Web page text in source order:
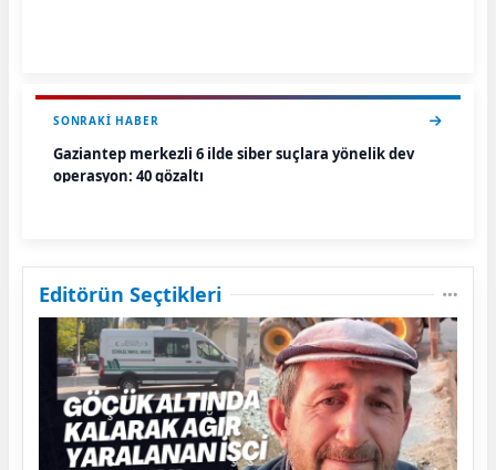
SONRAKI HABER
Gaziantep merkezli 6 ilde siber suçlara yönelik dev
operasyon: 40 gözaltı
Editörün Seçtikleri